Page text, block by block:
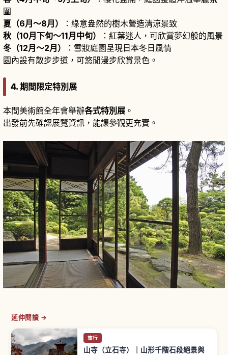
圍
夏（6月〜8月）
：綠意盎然的樹木營造清涼景致
秋（10月下旬〜11月中旬）
：紅葉迷人，可欣賞夢幻般的風景
冬（12月〜2月）
：雪妝庭園呈現日本冬日風情
園內設有散步步道，可悠閒漫步欣賞景色。
4. 期間限定特別展
本間美術館全年會舉辦各式特別展 。
出發前先確認展覽資訊，能讓參觀更充實。
延伸閱讀 →
旅行
山寺（立石寺）｜山形千階石段絕景與